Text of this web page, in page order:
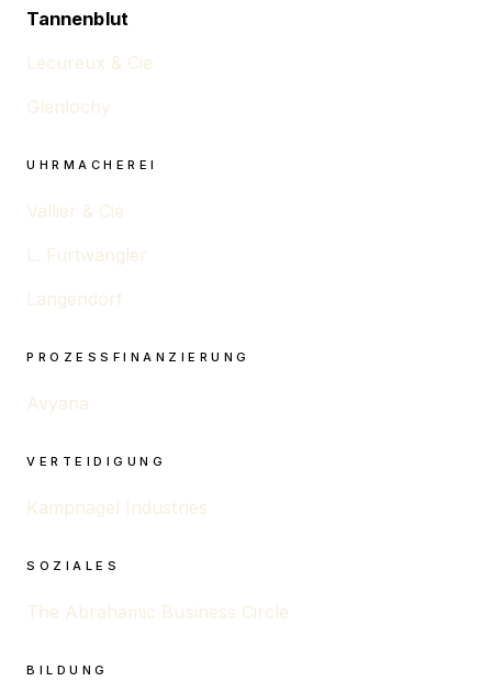
Tannenblut
Lecureux & Cie
Glenlochy
UHRMACHEREI
Vallier & Cie
L. Furtwängler
Langendorf
PROZESSFINANZIERUNG
Avyana
VERTEIDIGUNG
Kampnagel Industries
SOZIALES
The Abrahamic Business Circle
BILDUNG